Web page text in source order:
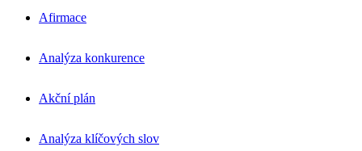
Afirmace
Analýza konkurence
Akční plán
Analýza klíčových slov